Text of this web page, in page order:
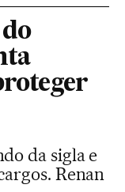
da sigla e
Renan